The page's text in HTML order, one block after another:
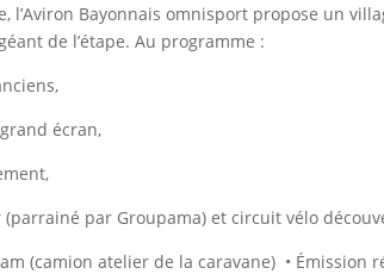
l’Aviron Bayonnais omnisport propose un
de l’étape. Au programme :
écran,
par Groupama) et circuit vélo
(camion atelier de la caravane) •